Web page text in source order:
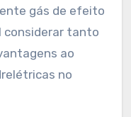
gás de efeito
considerar tanto
ao
no